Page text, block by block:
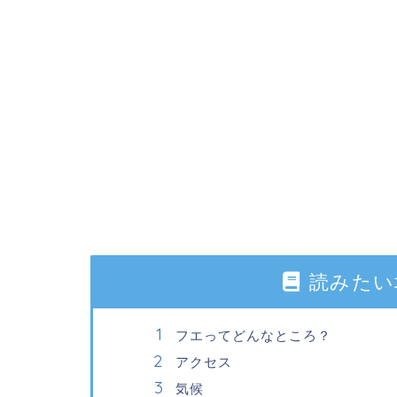
読みたい
フエってどんなところ？
アクセス
気候